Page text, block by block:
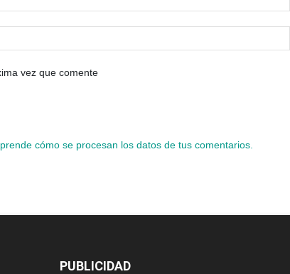
vez que comente
cómo se procesan los datos de tus comentarios.
PUBLICIDAD